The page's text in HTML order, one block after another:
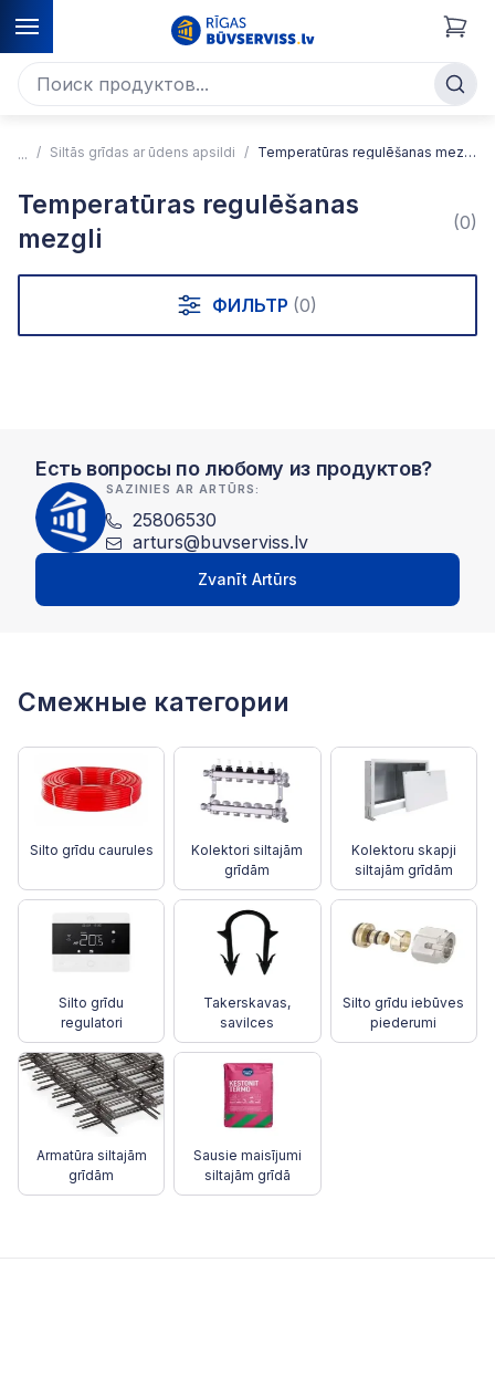
Siltās grīdas ar ūdens apsildi Temperatūras regulēšanas mezgli
Temperatūras regulēšanas
mezgli
(0)
ФИЛЬТР (0)
Есть вопросы по любому из продуктов?
SAZINIES AR ARTŪRS:
25806530
arturs@buvserviss.lv
Zvanīt Artūrs
Смежные категории
Silto grīdu caurules
Kolektori siltajām
grīdām
Kolektoru skapji
siltajām grīdām
Silto grīdu
regulatori
Takerskavas,
savilces
Silto grīdu iebūves
piederumi
Armatūra siltajām
grīdām
Sausie maisījumi
siltajām grīdā